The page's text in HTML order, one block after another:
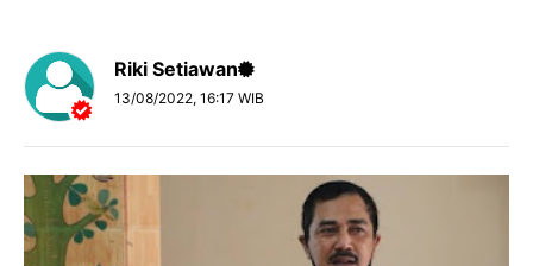
Riki Setiawan
13/08/2022, 16:17 WIB